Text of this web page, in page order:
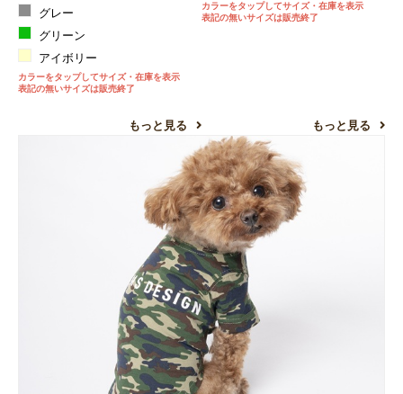
グレー
グリーン
アイボリー
カラーをタップしてサイズ・在庫を表示
表記の無いサイズは販売終了
もっと見る
カラーをタップしてサイズ・在庫を表示
表記の無いサイズは販売終了
もっと見る